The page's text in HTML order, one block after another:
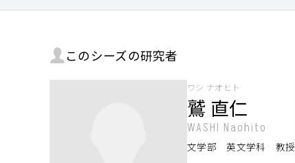
このシーズの研究者
ワシ ナオヒト
鷲 直仁
WASHI Naohito
文学部 英文学科 教授